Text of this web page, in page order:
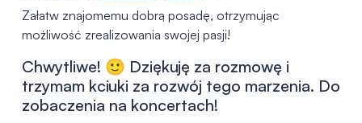
Załatw znajomemu dobrą posadę, otrzymując
możliwość zrealizowania swojej pasji!
Chwytliwe! 🙂 Dziękuję za rozmowę i
trzymam kciuki za rozwój tego marzenia. Do
zobaczenia na koncertach!